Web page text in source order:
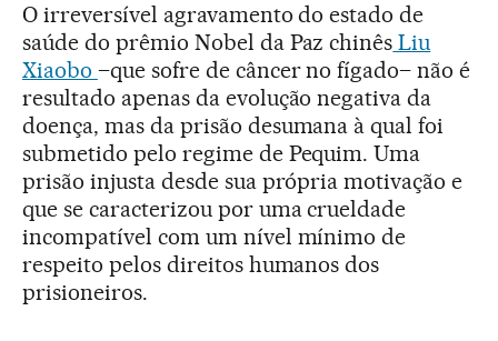
O irreversível agravamento do estado de
saúde do prêmio Nobel da Paz chinês Liu
Xiaobo –que sofre de câncer no fígado– não é
resultado apenas da evolução negativa da
doença, mas da prisão desumana à qual foi
submetido pelo regime de Pequim. Uma
prisão injusta desde sua própria motivação e
que se caracterizou por uma crueldade
incompatível com um nível mínimo de
respeito pelos direitos humanos dos
prisioneiros.